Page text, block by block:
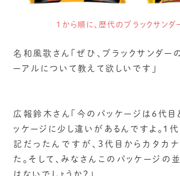
１から順に、歴代のブラックサンダ
名和風歌さん「ぜひ、ブラックサンダー
ーアルについて教えて欲しいです」
広報鈴木さん「今のパッケージは6代目
ッケージに少し違いがあるんですよ。1
記だったんですが、3代目からカタカ
た。そして、みなさんこのパッケージの